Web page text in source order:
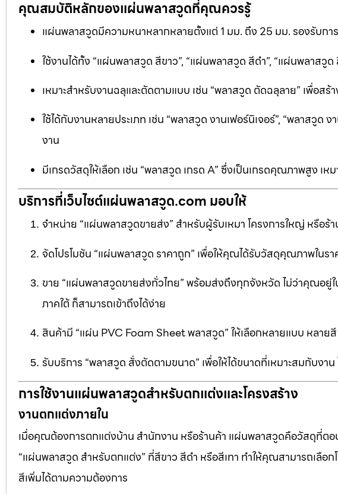
คุณสมบัติหลักของแผ่นพลาสวูดที่คุณควรรู้
แผ่นพลาสวูดมีความหนาหลากหลายตั้งแต่ 1 มม. ถึง 25 มม. รองรับก
ใช้งานได้ทั้ง “แผ่นพลาสวูด สีขาว”, “แผ่นพลาสวูด สีดำ”, “แผ่นพลาส
เหมาะสำหรับงานฉลุและตัดตามแบบ เช่น “พลาสวูด ตัดฉลุลาย” เพื่อสร้
ใช้ได้กับงานหลายประเภท เช่น “พลาสวูด งานเฟอร์นิเจอร์”, “พลาสวู
งาน
มีเกรดวัสดุให้เลือก เช่น “พลาสวูด เกรด A” ซึ่งเป็นเกรดคุณภาพสูง เ
บริการที่เว็บไซต์แผ่นพลาสวูด.com มอบให้
จำหน่าย “แผ่นพลาสวูดขายส่ง” สำหรับผู้รับเหมา โครงการใหญ่ หรือร้
จัดโปรโมชัน “แผ่นพลาสวูด ราคาถูก” เพื่อให้คุณได้รับวัสดุคุณภาพในร
ขาย “แผ่นพลาสวูดขายส่งทั่วไทย” พร้อมส่งถึงทุกจังหวัด ไม่ว่าคุณอยู่
ภาคใต้ ก็สามารถเข้าถึงได้ง่าย
สินค้ามี “แผ่น PVC Foam Sheet พลาสวูด” ให้เลือกหลายแบบ หลาย
รับบริการ “พลาสวูด สั่งตัดตามขนาด” เพื่อให้ได้ขนาดที่เหมาะสมกับงาน
การใช้งานแผ่นพลาสวูดสำหรับตกแต่งและโครงสร้าง
งานตกแต่งภายใน
เมื่อคุณต้องการตกแต่งบ้าน สำนักงาน หรือร้านค้า แผ่นพลาสวูดคือวัสดุที่ตอ
“แผ่นพลาสวูด สำหรับตกแต่ง” ที่สีขาว สีดำ หรือสีเทา ทำให้คุณสามารถเลื
สีเพิ่มได้ตามความต้องการ